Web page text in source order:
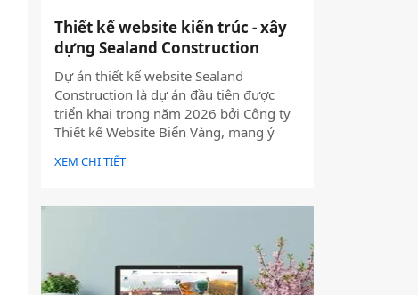
Thiết kế website kiến trúc - xây
dựng Sealand Construction
Dự án thiết kế website Sealand
Construction là dự án đầu tiên được
triển khai trong năm 2026 bởi Công ty
Thiết kế Website Biển Vàng, mang ý
nghĩa mở đầu cho một năm phát triển
mới với định hướng chuyên nghiệp, bài
XEM CHI TIẾT